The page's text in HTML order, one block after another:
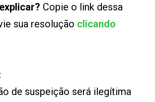
Copie o link dessa
sua resolução clicando
de suspeição será ilegítima